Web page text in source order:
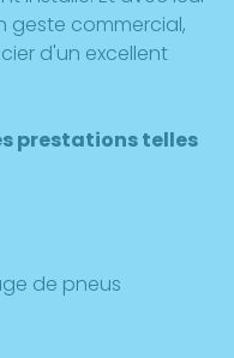
geste commercial,
d'un excellent
prestations telles
de pneus